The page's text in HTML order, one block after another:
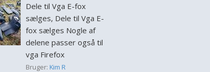
Dele til Vga E-fox
sælges, Dele til Vga E-
fox sælges Nogle af
delene passer også til
vga Firefox
Bruger: Kim R